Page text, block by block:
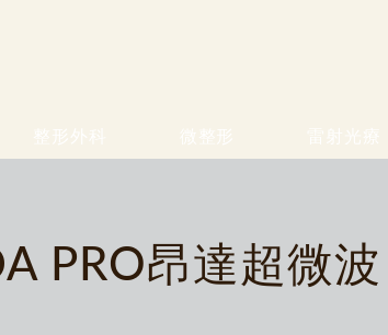
PRO昂達超微波